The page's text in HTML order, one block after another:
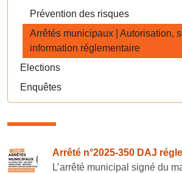
Prévention des risques
Arrêtés municipaux | Autorisation,
information réglementaire
Elections
Enquêtes
Consulter également
Arrêté n°2025-350 DAJ
L’arrêté municipal signé du